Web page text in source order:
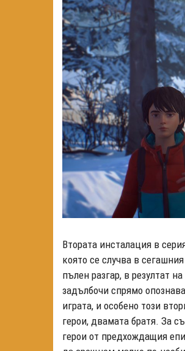
Втората инсталация в
която се случва в
пълен разгар, в резултат
задълбочи спрямо
играта, и особено този
герои, двамата братя. За
герои от предхождащия